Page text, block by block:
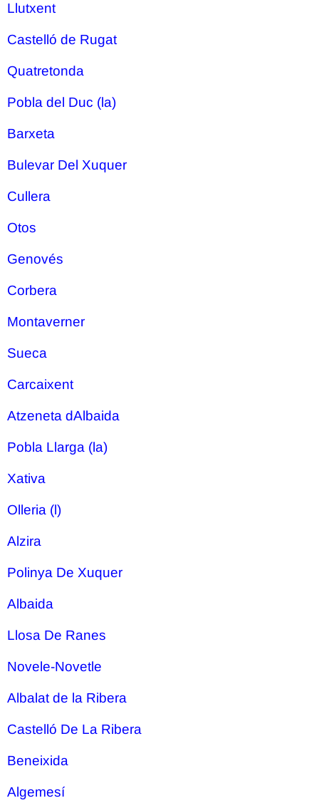
Llutxent
Castelló de Rugat
Quatretonda
Pobla del Duc (la)
Barxeta
Bulevar Del Xuquer
Cullera
Otos
Genovés
Corbera
Montaverner
Sueca
Carcaixent
Atzeneta dAlbaida
Pobla Llarga (la)
Xativa
Olleria (l)
Alzira
Polinya De Xuquer
Albaida
Llosa De Ranes
Novele-Novetle
Albalat de la Ribera
Castelló De La Ribera
Beneixida
Algemesí